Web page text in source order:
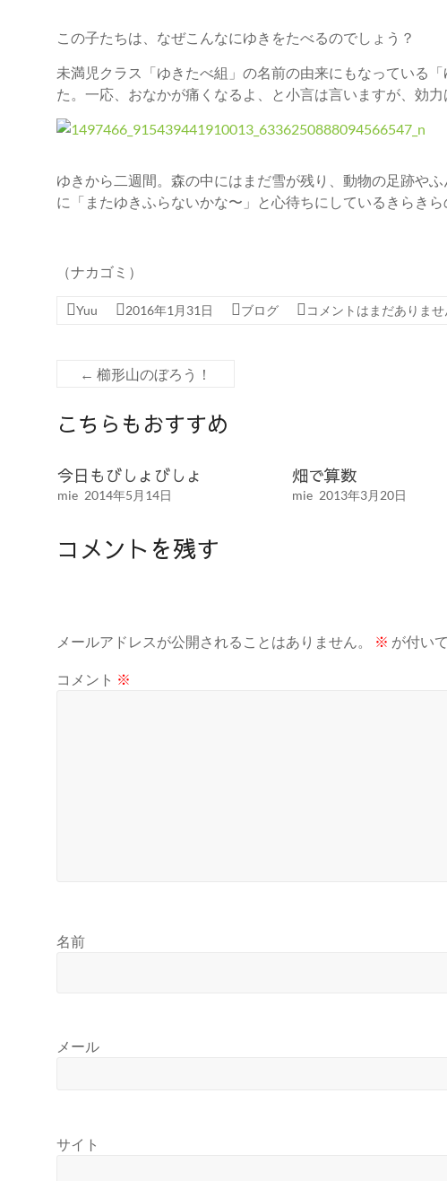
この子たちは、なぜこんなにゆきをたべるのでしょう？
未満児クラス「ゆきたべ組」の名前の由来にもなっている
た。一応、おなかが痛くなるよ、と小言は言いますが、効力
ゆきから二週間。森の中にはまだ雪が残り、動物の足跡や
に「またゆきふらないかな〜」と心待ちにしているきらきら
（ナカゴミ）
Yuu 2016年1月31日 ブログ コメントはまだありませ
← 櫛形山のぼろう！
こちらもおすすめ
今日もびしょびしょ
mie 2014年5月14日
畑で算数
mie 2013年3月20日
コメントを残す
メールアドレスが公開されることはありません。 ※ が付い
コメント ※
名前
メール
サイト